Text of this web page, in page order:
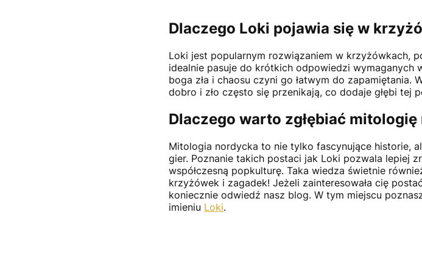
Dlaczego Loki pojawia się w
Loki jest popularnym rozwiązaniem w krzyżówkach,
idealnie pasuje do krótkich odpowiedzi
boga zła i chaosu czyni go łatwym do
dobro i zło często się przenikają, co dodaje głębi tej
Dlaczego warto zgłębiać
Mitologia nordycka to nie tylko fascynujące historie,
gier. Poznanie takich postaci jak Loki pozwala lepiej
współczesną popkulturę. Taka wiedza świetnie
krzyżówek i zagadek! Jeżeli zainteresowała cię
koniecznie odwiedź nasz blog. W tym miejscu
imieniu Loki.